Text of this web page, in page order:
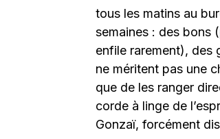
tous les matins au
semaines : des bons
enfile rarement), des
ne méritent pas une
que de les ranger
corde à linge de
Gonzaï, forcément